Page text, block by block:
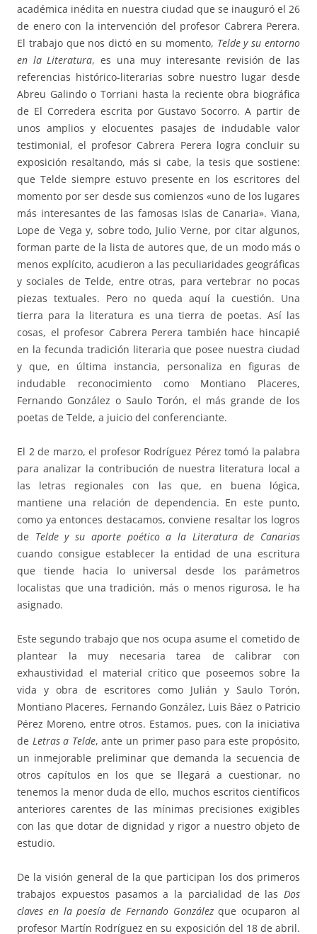
académica inédita en nuestra ciudad que se inauguró el 26
de enero con la intervención del profesor Cabrera Perera.
El trabajo que nos dictó en su momento, Telde y su entorno
en la Literatura, es una muy interesante revisión de las
referencias histórico-literarias sobre nuestro lugar desde
Abreu Galindo o Torriani hasta la reciente obra biográfica
de El Corredera escrita por Gustavo Socorro. A partir de
unos amplios y elocuentes pasajes de indudable valor
testimonial, el profesor Cabrera Perera logra concluir su
exposición resaltando, más si cabe, la tesis que sostiene:
que Telde siempre estuvo presente en los escritores del
momento por ser desde sus comienzos «uno de los lugares
más interesantes de las famosas Islas de Canaria». Viana,
Lope de Vega y, sobre todo, Julio Verne, por citar algunos,
forman parte de la lista de autores que, de un modo más o
menos explícito, acudieron a las peculiaridades geográficas
y sociales de Telde, entre otras, para vertebrar no pocas
piezas textuales. Pero no queda aquí la cuestión. Una
tierra para la literatura es una tierra de poetas. Así las
cosas, el profesor Cabrera Perera también hace hincapié
en la fecunda tradición literaria que posee nuestra ciudad
y que, en última instancia, personaliza en figuras de
indudable reconocimiento como Montiano Placeres,
Fernando González o Saulo Torón, el más grande de los
poetas de Telde, a juicio del conferenciante.
El 2 de marzo, el profesor Rodríguez Pérez tomó la palabra
para analizar la contribución de nuestra literatura local a
las letras regionales con las que, en buena lógica,
mantiene una relación de dependencia. En este punto,
como ya entonces destacamos, conviene resaltar los logros
de Telde y su aporte poético a la Literatura de Canarias
cuando consigue establecer la entidad de una escritura
que tiende hacia lo universal desde los parámetros
localistas que una tradición, más o menos rigurosa, le ha
asignado.
Este segundo trabajo que nos ocupa asume el cometido de
plantear la muy necesaria tarea de calibrar con
exhaustividad el material crítico que poseemos sobre la
vida y obra de escritores como Julián y Saulo Torón,
Montiano Placeres, Fernando González, Luis Báez o Patricio
Pérez Moreno, entre otros. Estamos, pues, con la iniciativa
de Letras a Telde, ante un primer paso para este propósito,
un inmejorable preliminar que demanda la secuencia de
otros capítulos en los que se llegará a cuestionar, no
tenemos la menor duda de ello, muchos escritos científicos
anteriores carentes de las mínimas precisiones exigibles
con las que dotar de dignidad y rigor a nuestro objeto de
estudio.
De la visión general de la que participan los dos primeros
trabajos expuestos pasamos a la parcialidad de las Dos
claves en la poesía de Fernando Gonzálezque ocuparon al
profesor Martín Rodríguez en su exposición del 18 de abril.